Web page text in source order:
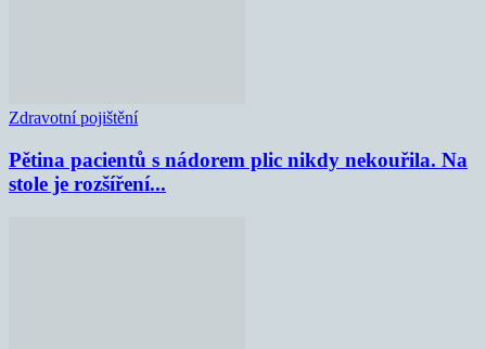
Zdravotní pojištění
Pětina pacientů s nádorem plic nikdy nekouřila. Na
stole je rozšíření...